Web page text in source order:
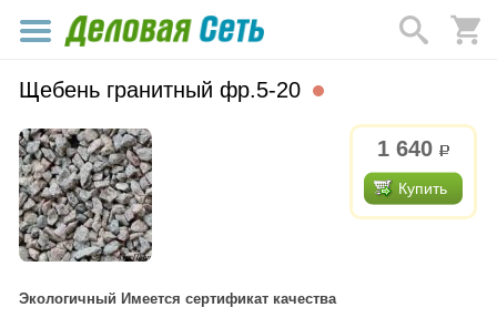
Щебень гранитный фр.5-20
1 640 р.
Купить
Экологичный Имеется сертификат качества